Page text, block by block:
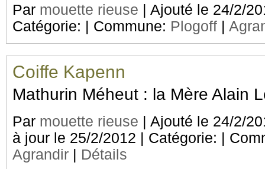
Par mouette rieuse | Ajouté le 24/2/
Catégorie: | Commune: Plogoff |
Coiffe Kapenn
Mathurin Méheut : la Mère Alain
Par mouette rieuse | Ajouté le 24/2/
à jour le 25/2/2012 | Catégorie:
|
Agrandir
Détails